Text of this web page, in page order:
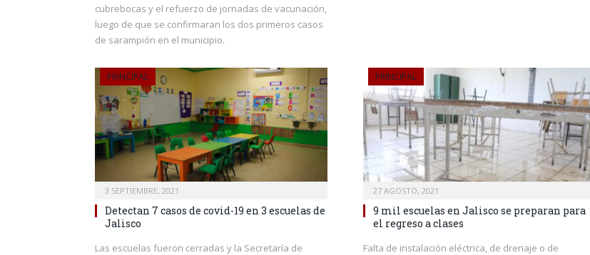
cubrebocas y el refuerzo de jornadas de vacunación,
luego de que se confirmaran los dos primeros casos
de sarampión en el municipio.
PRINCIPAL
3 SEPTIEMBRE, 2021
Detectan 7 casos de covid-19 en 3 escuelas de
Jalisco
Las escuelas fueron cerradas y la Secretaría de
PRINCIPAL
27 AGOSTO, 2021
9 mil escuelas en Jalisco se preparan para
el regreso a clases
Falta de instalación eléctrica, de drenaje o de